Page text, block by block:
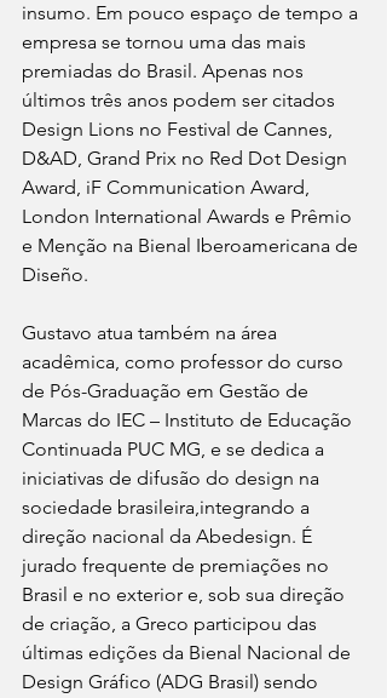
insumo. Em pouco espaço de tempo a
empresa se tornou uma das mais
premiadas do Brasil. Apenas nos
últimos três anos podem ser citados
Design Lions no Festival de Cannes,
D&AD, Grand Prix no Red Dot Design
Award, iF Communication Award,
London International Awards e Prêmio
e Menção na Bienal Iberoamericana de
Diseño.
Gustavo atua também na área
acadêmica, como professor do curso
de Pós-Graduação em Gestão de
Marcas do IEC – Instituto de Educação
Continuada PUC MG, e se dedica a
iniciativas de difusão do design na
sociedade brasileira,integrando a
direção nacional da Abedesign. É
jurado frequente de premiações no
Brasil e no exterior e, sob sua direção
de criação, a Greco participou das
últimas edições da Bienal Nacional de
Design Gráfico (ADG Brasil) sendo